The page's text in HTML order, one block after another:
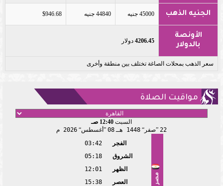
الجنيه الذهب 45000 جنيه 44840 جنيه $946.68
الأونصة
بالدولار
4206.45 دولار
سعر الذهب بمحلات الصاغة تختلف بين منطقة وأخرى
مواقيت الصلاة
السبت 12:40 صـ
22 صفر 1448 هـ 08 أغسطس 2026 م
مصر
الفجر
03:42
الشروق
05:18
الظهر
12:01
العصر
15:38